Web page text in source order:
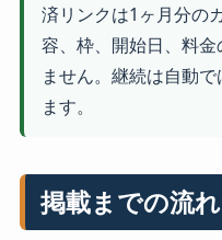
済リンクは1ヶ月分の
容、枠、開始日、料
ません。継続は自動
ます。
掲載までの流れ